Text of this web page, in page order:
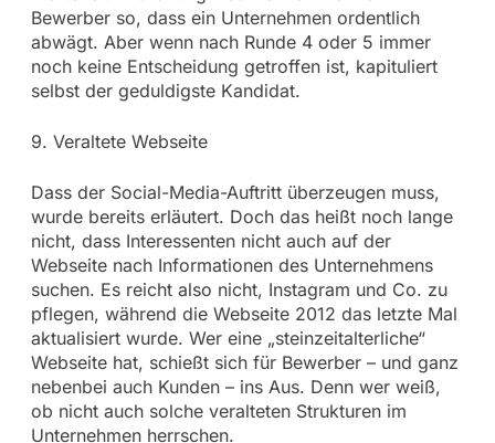
Bewerber so, dass ein Unternehmen ordentlich
abwägt. Aber wenn nach Runde 4 oder 5 immer
noch keine Entscheidung getroffen ist, kapituliert
selbst der geduldigste Kandidat.
9. Veraltete Webseite
Dass der Social-Media-Auftritt überzeugen muss,
wurde bereits erläutert. Doch das heißt noch lange
nicht, dass Interessenten nicht auch auf der
Webseite nach Informationen des Unternehmens
suchen. Es reicht also nicht, Instagram und Co. zu
pflegen, während die Webseite 2012 das letzte Mal
aktualisiert wurde. Wer eine „steinzeitalterliche“
Webseite hat, schießt sich für Bewerber – und ganz
nebenbei auch Kunden – ins Aus. Denn wer weiß,
ob nicht auch solche veralteten Strukturen im
Unternehmen herrschen.